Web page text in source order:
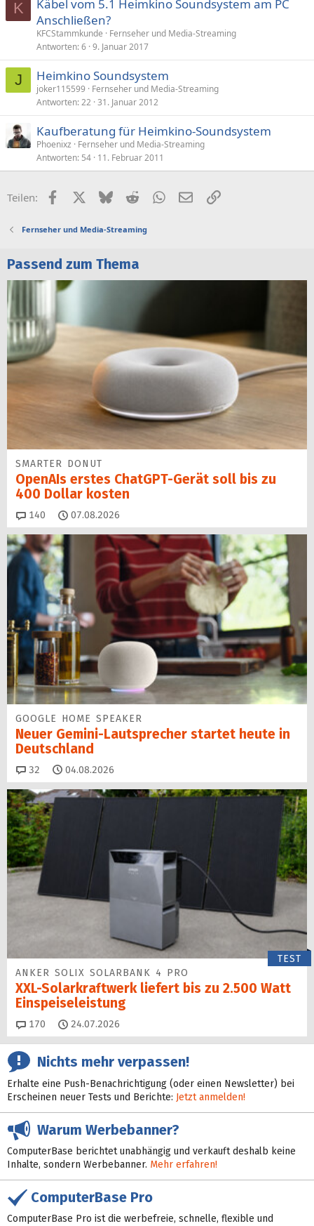
K
Käbel vom 5.1 Heimkino Soundsystem am PC
Anschließen?
KFCStammkunde
Fernseher und Media-Streaming
Antworten 6 9. Januar 2017
J Heimkino Soundsystem
joker115599
Fernseher und Media-Streaming
Antworten 22 31. Januar 2012
Kaufberatung für Heimkino-Soundsystem
Phoenixz
Fernseher und Media-Streaming
Antworten 54 11. Februar 2011
Teilen: FacebookX (Twitter)
BlueskyRedditWhatsApp
E-MailLink
Fernseher und Media-Streaming
Passend zum Thema
SMARTER DONUT
OpenAIs erstes ChatGPT-Gerät soll bis zu
400 Dollar kosten
140 Kommentare
07.08.2026
GOOGLE HOME SPEAKER
Neuer Gemini-Laut­spre­cher startet heu­te in
Deutschland
32 Kommentare
04.08.2026
TEST
ANKER SOLIX SOLARBANK 4 PRO
XXL-Solarkraftwerk liefert bis zu 2.500 Watt
Einspeise­leistung
170 Kommentare
24.07.2026
Nichts mehr verpassen!
Erhalte eine Push-Benachrichtigung (oder einen Newsletter) bei
Erscheinen neuer Tests und Berichte: Jetzt anmelden!
Warum Werbebanner?
ComputerBase berichtet unabhängig und verkauft deshalb keine
Inhalte, sondern Werbebanner. Mehr erfahren!
ComputerBase Pro
ComputerBase Pro ist die werbefreie, schnelle, flexible und